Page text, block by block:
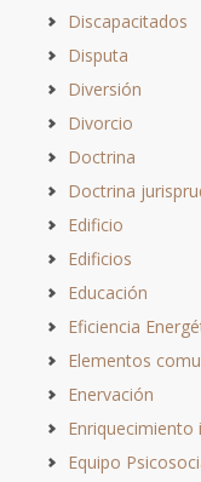
Discapacitados
Disputa
Diversión
Divorcio
Doctrina
Doctrina
Edificio
Edificios
Educación
Eficiencia
Elementos
Enervación
Enriquecimiento
Equipo